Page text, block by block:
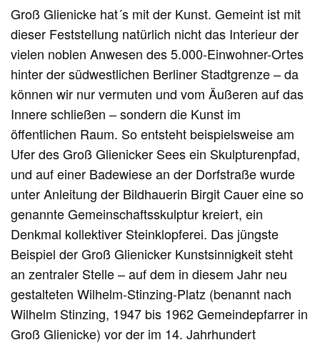
Groß Glienicke hat´s mit der Kunst. Gemeint ist mit
dieser Feststellung natürlich nicht das Interieur der
vielen noblen Anwesen des 5.000-Einwohner-Ortes
hinter der südwestlichen Berliner Stadtgrenze – da
können wir nur vermuten und vom Äußeren auf das
Innere schließen – sondern die Kunst im
öffentlichen Raum. So entsteht beispielsweise am
Ufer des Groß Glienicker Sees ein Skulpturenpfad,
und auf einer Badewiese an der Dorfstraße wurde
unter Anleitung der Bildhauerin Birgit Cauer eine so
genannte Gemeinschaftsskulptur kreiert, ein
Denkmal kollektiver Steinklopferei. Das jüngste
Beispiel der Groß Glienicker Kunstsinnigkeit steht
an zentraler Stelle – auf dem in diesem Jahr neu
gestalteten Wilhelm-Stinzing-Platz (benannt nach
Wilhelm Stinzing, 1947 bis 1962 Gemeindepfarrer in
Groß Glienicke) vor der im 14. Jahrhundert